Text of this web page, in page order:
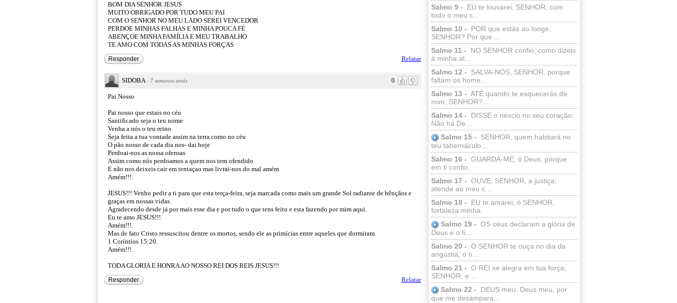
Salmo 9 -
EU te louvarei, SENHOR, com
todo o meu c...
Salmo 10 -
POR que estás ao longe,
SENHOR? Por que ...
Salmo 11 -
NO SENHOR confio; como dizeis
à minha al...
Salmo 12 -
SALVA-NOS, SENHOR, porque
faltam os home...
Salmo 13 - ATÉ quando te esquecerás de
mim, SENHOR?...
Salmo 14 -
DISSE o néscio no seu coração:
Não há De...
Salmo 15 -
SENHOR, quem habitará no
teu tabernáculo...
Salmo 16 - GUARDA-ME, ó Deus, porque
em ti confio.
Salmo 17 - OUVE, SENHOR, a justiça;
atende ao meu c...
Salmo 18 -
EU te amarei, ó SENHOR,
fortaleza minha.
Salmo 19 - OS céus declaram a glória de
Deus e o fi...
Salmo 20 - O SENHOR te ouça no dia da
angústia, o n...
Salmo 21 - O REI se alegra em tua força,
SENHOR; e ...
Salmo 22 -
DEUS meu, Deus meu, por
que me desampara...
BOM DIA SENHOR JESUS
MUITO OBRIGADO POR TUDO MEU PAI
COM O SENHOR NO MEU LADO SEREI VENCEDOR
PERDOE MINHAS FALHAS E MINHA POUCA FÉ
ABENÇOE MINHA FAMÍLIA E MEU TRABALHO
TE AMO COM TODAS AS MINHAS FORÇAS
Relatar
Responder
0
SIDOBA · 7 semanas atrás
Pai Nosso
Pai nosso que estais no céu
Santificado seja o teu nome
Venha a nós o teu reino
Seja feita a tua vontade assim na terra como no céu
O pão nosso de cada dia nos- dai hoje
Perdoai-nos as nossa ofensas
Assim como nós perdoamos a quem nos tem ofendido
E não nos deixeis cair em tentaçao mas livrai-nos do mal amém
Amém!!!.
JESUS!!! Venho pedir a ti para que esta terça-feira, seja marcada como mais um grande Sol radiante de bênçãos e
graças em nossas vidas.
Agradecendo desde já por mais esse dia e por tudo o que tens feito e esta fazendo por mim aqui.
Eu te amo JESUS!!!.
Amém!!!.
Mas de fato Cristo ressuscitou dentre os mortos, sendo ele as primícias entre aqueles que dormiram.
1 Coríntios 15:20.
Amém!!!.
TODA GLORIA E HONRA AO NOSSO REI DOS REIS JESUS!!!
Relatar
Responder